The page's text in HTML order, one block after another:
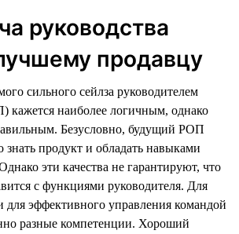
руководства
продавцу
сильного сейлза руководителем
кажется наиболее логичным, однако
Безусловно, будущий РОП
знать продукт и обладать навыками
эти качества не гарантируют, что
с функциями руководителя. Для
для эффективного управления командой
разные компетенции. Хороший